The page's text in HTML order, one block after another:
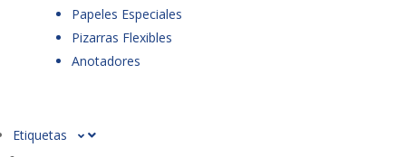
Papeles Especiales
Pizarras Flexibles
Anotadores
Etiquetas